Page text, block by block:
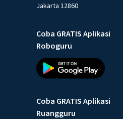
Jakarta 12860
Coba GRATIS Aplikasi
Roboguru
Coba GRATIS Aplikasi
Ruangguru